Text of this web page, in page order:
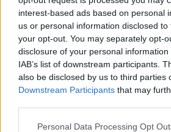
interest-based ads based on personal
us or personal information disclosed
your opt-out. You may separately opt-
disclosure of your personal
IAB’s list of downstream participants.
also be disclosed by us to third parties
Downstream Participants that may
Please note that this website/app uses
Personal Data Processing Opt
Πρότυπο ΓΕΛ Βαρβακείου
Πρότυπο ΓΕΛ Ευαγγελικής
Πρότυπο ΓΕΛ Ιωνιδείου
ΘΕΣΣΑΛΟΝΙΚΗ